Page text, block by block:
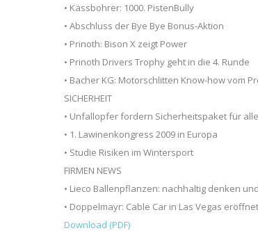
• Kässbohrer: 1000. PistenBully
• Abschluss der Bye Bye Bonus-Aktion
• Prinoth: Bison X zeigt Power
• Prinoth Drivers Trophy geht in die 4. Runde
• Bacher KG: Motorschlitten Know-how vom
SICHERHEIT
• Unfallopfer fordern Sicherheitspaket für
• 1. Lawinenkongress 2009 in Europa
• Studie Risiken im Wintersport
FIRMEN NEWS
• Lieco Ballenpflanzen: nachhaltig denken
• Doppelmayr: Cable Car in Las Vegas eröffnet
Download (PDF)